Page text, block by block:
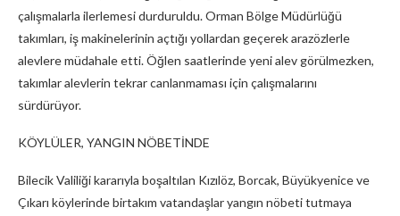
çalışmalarla ilerlemesi durduruldu. Orman Bölge Müdürlüğü
takımları, iş makinelerinin açtığı yollardan geçerek arazözlerle
alevlere müdahale etti. Öğlen saatlerinde yeni alev görülmezken,
takımlar alevlerin tekrar canlanmaması için çalışmalarını
sürdürüyor.
KÖYLÜLER, YANGIN NÖBETİNDE
Bilecik Valiliği kararıyla boşaltılan Kızılöz, Borcak, Büyükyenice ve
Çıkarı köylerinde birtakım vatandaşlar yangın nöbeti tutmaya